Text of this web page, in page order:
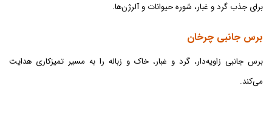
برای جذب گرد و غبار، شوره حیوانات و آلرژن‌ها.
برس جانبی چرخان
برس جانبی زاویه‌دار، گرد و غبار، خاک و زباله را به مسیر تمیزکاری هدایت
می‌کند.